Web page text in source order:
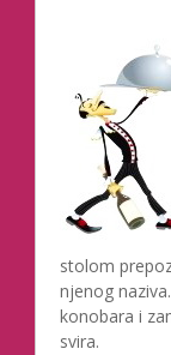
stolom
njenog
konobara i
svira.